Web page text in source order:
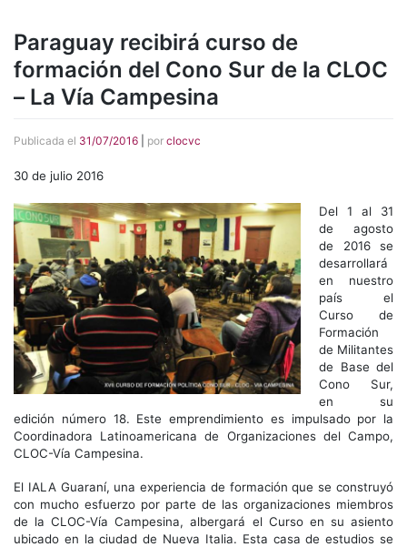
Paraguay recibirá curso de
formación del Cono Sur de la CLOC
– La Vía Campesina
Publicada el 31/07/2016 por clocvc
30 de julio 2016
Del 1 al 31
de agosto
de 2016 se
desarrollará
en nuestro
país el
Curso de
Formación
de Militantes
de Base del
Cono Sur,
en su
edición número 18. Este emprendimiento es impulsado por la
Coordinadora Latinoamericana de Organizaciones del Campo,
CLOC-Vía Campesina.
El IALA Guaraní, una experiencia de formación que se construyó
con mucho esfuerzo por parte de las organizaciones miembros
de la CLOC-Vía Campesina, albergará el Curso en su asiento
ubicado en la ciudad de Nueva Italia. Esta casa de estudios se